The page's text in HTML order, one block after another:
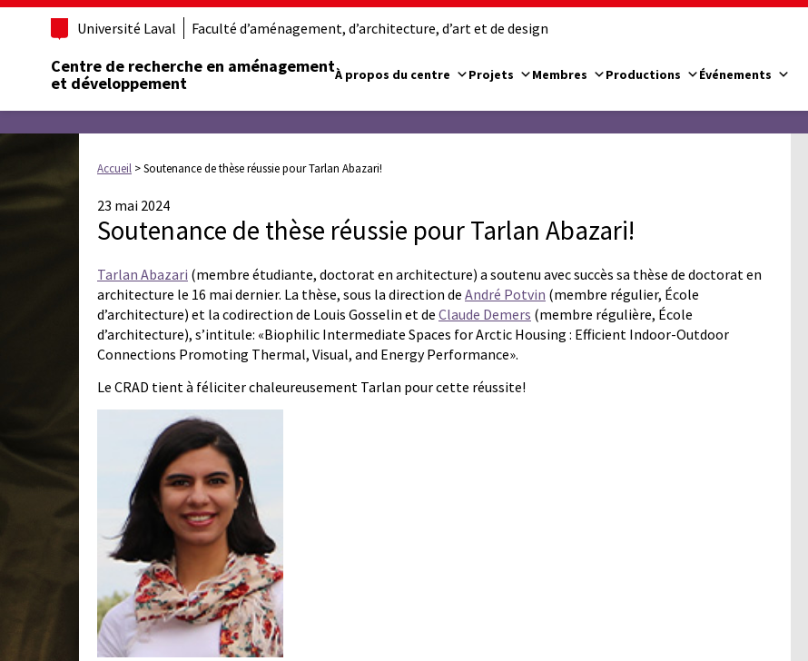
Université Laval Faculté d’aménagement, d’architecture, d’art et de design
Centre de recherche en aménagement
et développement
À propos du centre Projets Membres Productions Événements
Accueil >Soutenance de thèse réussie pour Tarlan Abazari!
23 mai 2024
Soutenance de thèse réussie pour Tarlan Abazari!
Tarlan Abazari (membre étudiante, doctorat en architecture) a soutenu avec succès sa thèse de doctorat en
architecture le 16 mai dernier. La thèse, sous la direction de André Potvin (membre régulier, École
d’architecture) et la codirection de Louis Gosselin et de Claude Demers (membre régulière, École
d’architecture), s’intitule: «Biophilic Intermediate Spaces for Arctic Housing : Efficient Indoor-Outdoor
Connections Promoting Thermal, Visual, and Energy Performance».
Le CRAD tient à féliciter chaleureusement Tarlan pour cette réussite!